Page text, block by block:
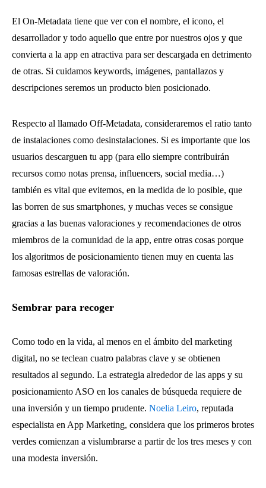
El On-Metadata tiene que ver con el nombre, el icono, el
desarrollador y todo aquello que entre por nuestros ojos y que
convierta a la app en atractiva para ser descargada en detrimento
de otras. Si cuidamos keywords, imágenes, pantallazos y
descripciones seremos un producto bien posicionado.
Respecto al llamado Off-Metadata, consideraremos el ratio tanto
de instalaciones como desinstalaciones. Si es importante que los
usuarios descarguen tu app (para ello siempre contribuirán
recursos como notas prensa, influencers, social media…)
también es vital que evitemos, en la medida de lo posible, que
las borren de sus smartphones, y muchas veces se consigue
gracias a las buenas valoraciones y recomendaciones de otros
miembros de la comunidad de la app, entre otras cosas porque
los algoritmos de posicionamiento tienen muy en cuenta las
famosas estrellas de valoración.
Sembrar para recoger
Como todo en la vida, al menos en el ámbito del marketing
digital, no se teclean cuatro palabras clave y se obtienen
resultados al segundo. La estrategia alrededor de las apps y su
posicionamiento ASO en los canales de búsqueda requiere de
una inversión y un tiempo prudente. Noelia Leiro, reputada
especialista en App Marketing, considera que los primeros brotes
verdes comienzan a vislumbrarse a partir de los tres meses y con
una modesta inversión.